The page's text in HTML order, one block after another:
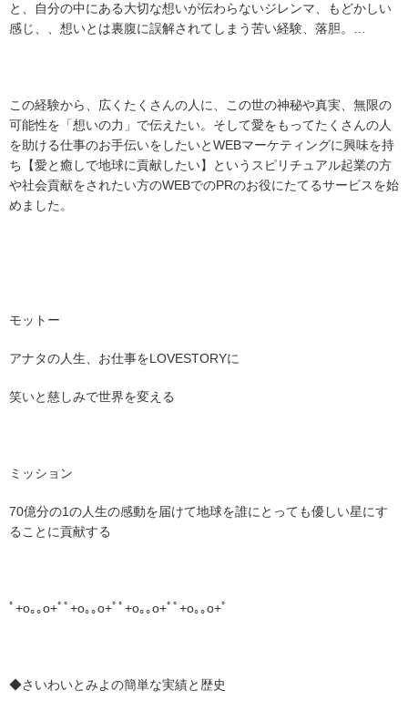
と、自分の中にある大切な想いが伝わらないジレンマ、もどかしい
感じ、、想いとは裏腹に誤解されてしまう苦い経験、落胆。…
この経験から、広くたくさんの人に、この世の神秘や真実、無限の
可能性を「想いの力」で伝えたい。そして愛をもってたくさんの人
を助ける仕事のお手伝いをしたいとWEBマーケティングに興味を持
ち【愛と癒しで地球に貢献したい】というスピリチュアル起業の方
や社会貢献をされたい方のWEBでのPRのお役にたてるサービスを始
めました。
モットー
アナタの人生、お仕事をLOVESTORYに
笑いと慈しみで世界を変える
ミッション
70億分の1の人生の感動を届けて地球を誰にとっても優しい星にす
ることに貢献する
ﾟ+o｡｡o+ﾟﾟ+o｡｡o+ﾟﾟ+o｡｡o+ﾟﾟ+o｡｡o+ﾟ
◆さいわいとみよの簡単な実績と歴史